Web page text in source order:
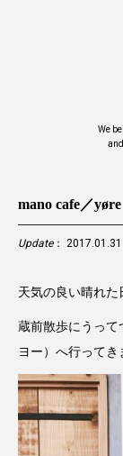
We
mano cafe／yøre
Update： 2017.01.31
天気の良い晴れた
蔵前散歩にうって
ヨー）へ行ってき